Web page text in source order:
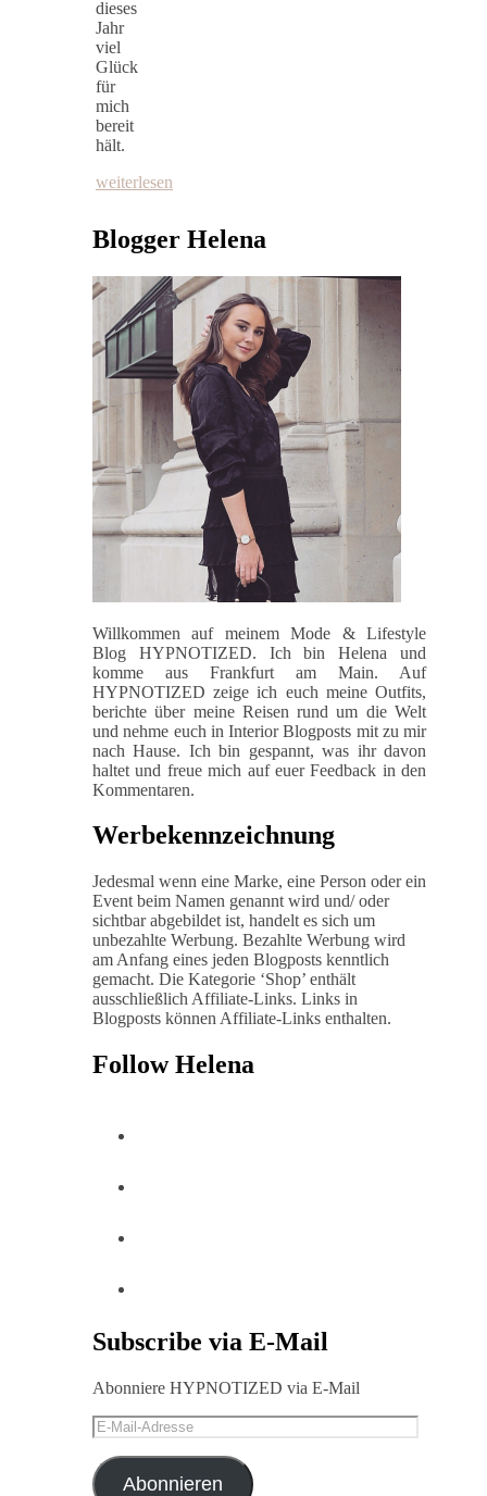
dieses
Jahr
viel
Glück
für
mich
bereit
hält.
weiterlesen
Blogger Helena
Willkommen auf meinem Mode & Lifestyle
Blog HYPNOTIZED. Ich bin Helena und
komme aus Frankfurt am Main. Auf
HYPNOTIZED zeige ich euch meine Outfits,
berichte über meine Reisen rund um die Welt
und nehme euch in Interior Blogposts mit zu mir
nach Hause. Ich bin gespannt, was ihr davon
haltet und freue mich auf euer Feedback in den
Kommentaren.
Werbekennzeichnung
Jedesmal wenn eine Marke, eine Person oder ein
Event beim Namen genannt wird und/ oder
sichtbar abgebildet ist, handelt es sich um
unbezahlte Werbung. Bezahlte Werbung wird
am Anfang eines jeden Blogposts kenntlich
gemacht. Die Kategorie ‘Shop’ enthält
ausschließlich Affiliate-Links. Links in
Blogposts können Affiliate-Links enthalten.
Follow Helena
Subscribe via E-Mail
Abonniere HYPNOTIZED via E-Mail
E-
Mail-
Adresse
Abonnieren